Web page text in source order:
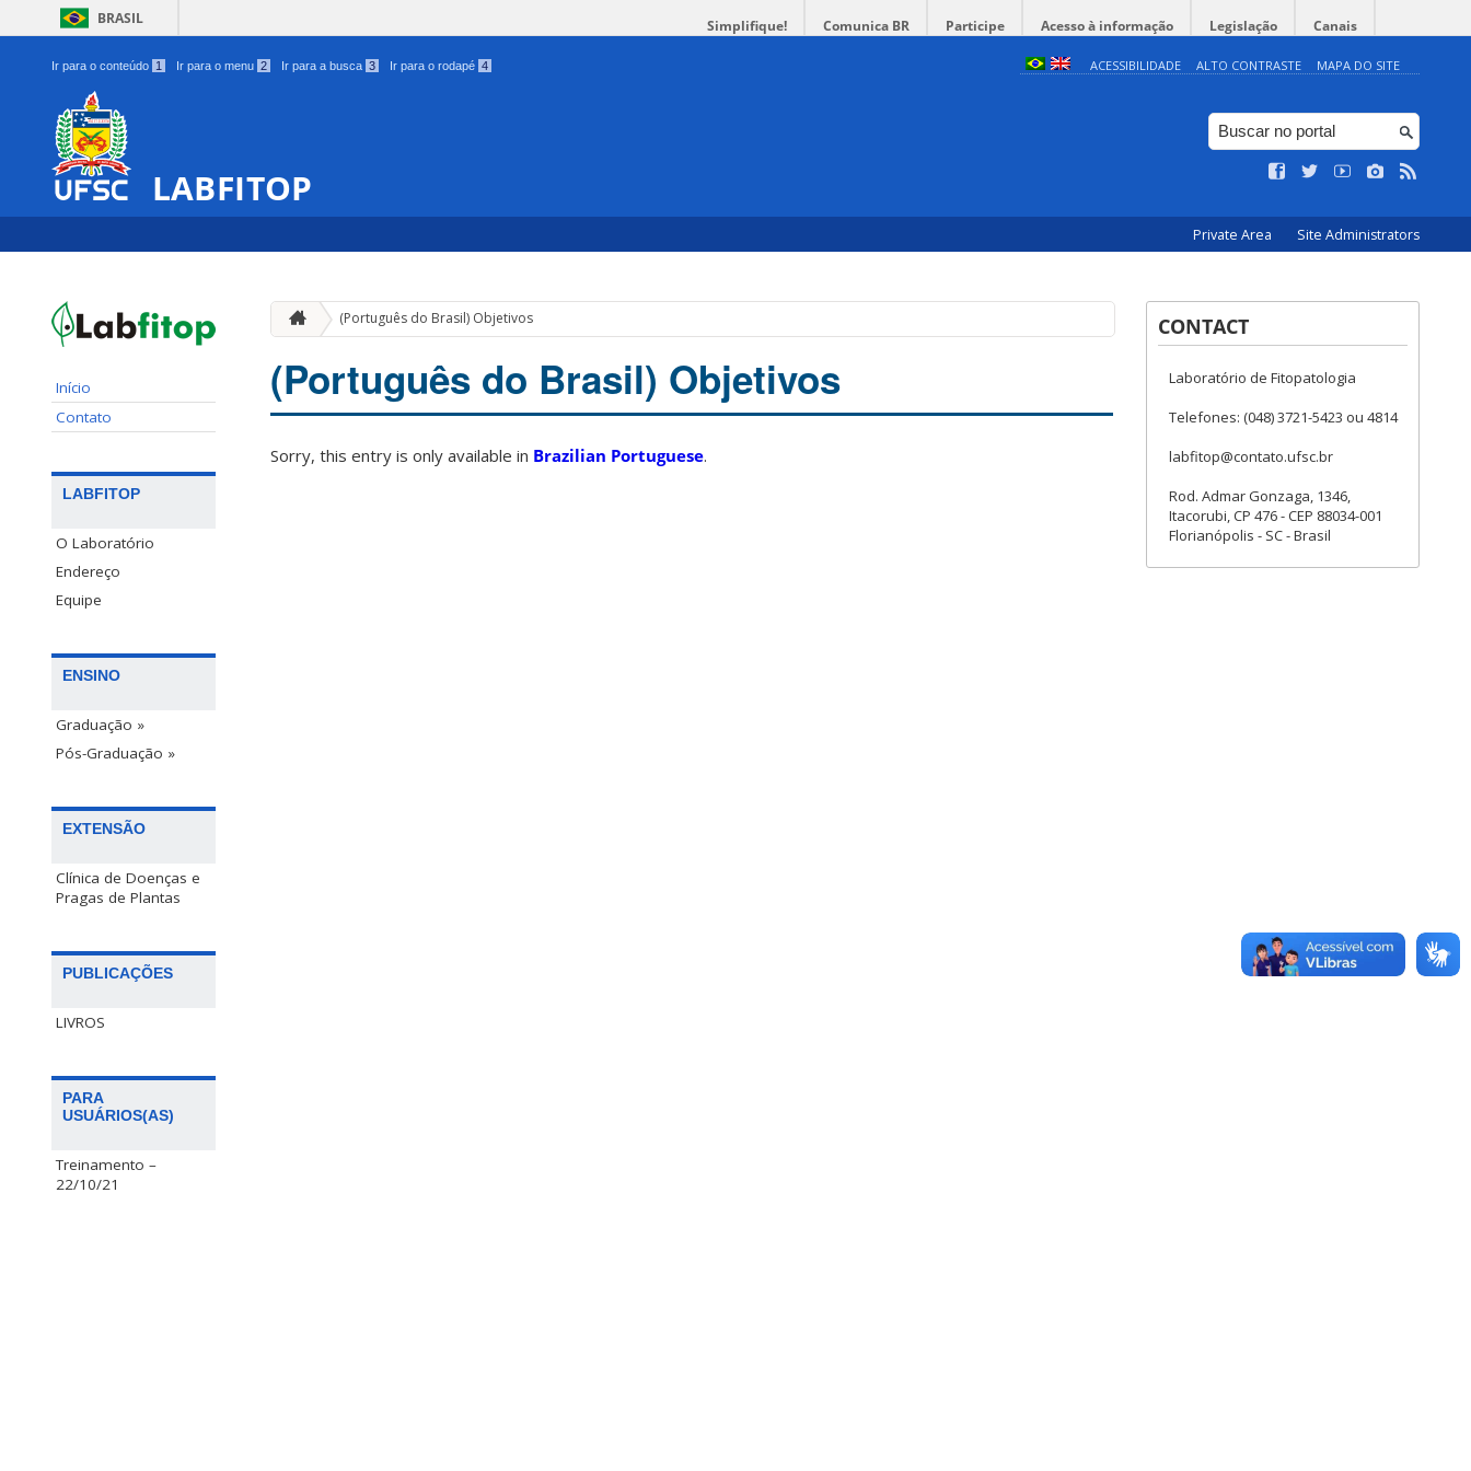
BRASIL Simplifique! Comunica BR Participe Acesso à informação Legislação Canais
Ir para o conteúdo 1 Ir para o menu 2 Ir para a busca 3 Ir para o rodapé 4 ACESSIBILIDADE ALTO CONTRASTE MAPA DO SITE
LABFITOP
Private Area Site Administrators
Início
Contato
LABFITOP
O Laboratório
Endereço
Equipe
ENSINO
Graduação »
Pós-Graduação »
EXTENSÃO
Clínica de Doenças e
Pragas de Plantas
PUBLICAÇÕES
LIVROS
PARA
USUÁRIOS(AS)
Treinamento –
22/10/21
(Português do Brasil) Objetivos
(Português do Brasil) Objetivos
Sorry, this entry is only available in Brazilian Portuguese.
CONTACT
Laboratório de Fitopatologia
Telefones: (048) 3721-5423 ou 4814
labfitop@contato.ufsc.br
Rod. Admar Gonzaga, 1346,
Itacorubi, CP 476 - CEP 88034-001
Florianópolis - SC - Brasil